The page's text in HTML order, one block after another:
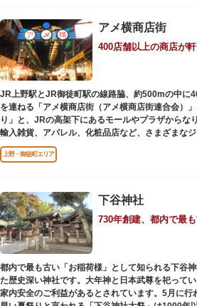
を一部踏襲している広大な庭は、建築様式同様に
庭」をもつ近代庭園の初期の形を残しています。
庭石などが見られ、煉瓦塀を含めた敷地全体が重要
す。
アメ横商店街
400店舗以上の商店が
JR上野駅とJR御徒町駅の線路脇、約500mの中に
を連ねる「アメ横商店街（アメ横商店街連合会）
り」と、JRの高架下にあるモールやプラザからな
輸入雑貨、アパレル、化粧品店など、さまざまな
んでいます。活気ある呼び込みが飛び交うなかで、
みながら目玉商品や特価品を探せるのが魅力のひと
アメ横のはじまりは、物資が底をついた第二次世
くの闇市が的屋の仕切りであったのに対して、ア
共同体となり連合会を結成。出店を統制し、商店街
当時、JR上野駅のすぐ南に発生した闇市は、飴を
から「アメヤ横丁（飴屋通り）」と呼ばれるよう
には、アメリカ進駐軍の放出物資を販売する店が
（アメリカ通り）」と呼ばれるようになりました
され、今の「アメ横」になったと言われています。
上野・御徒町エリア
下谷神社
730年創建、都内で最も
都内で最も古い「お稲荷様」として知られる下谷
た歴史深い神社です。大年神と日本武尊を祀って
家内安全のご利益があるとされています。5月に行